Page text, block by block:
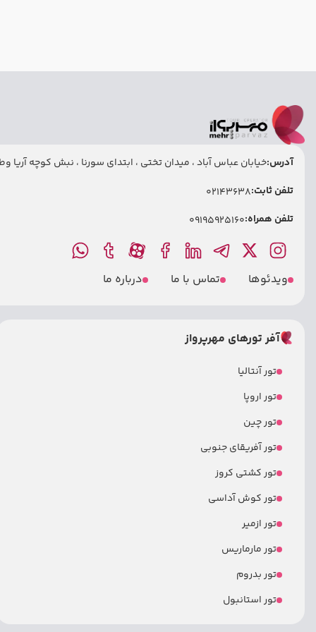
آدرس:خیابان عباس آباد ، میدان تختی ، ابتدای سورنا ، نبش کوچه آریا
تلفن ثابت:02143638
تلفن همراه:09195925160
ویدئوها تماس با ما درباره ما
آفر تورهای مهرپرواز
تور آنتالیا
تور اروپا
تور چین
تور آفریقای جنوبی
تور کشتی کروز
تور کوش آداسی
تور ازمیر
تور مارماریس
تور بدروم
تور استانبول